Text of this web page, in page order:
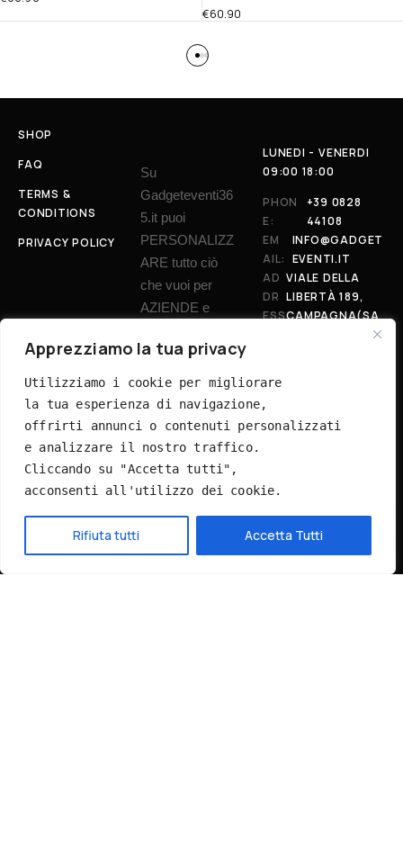
Apprezziamo la tua privacy
Utilizziamo i cookie per migliorare
la tua esperienza di navigazione,
offrirti annunci o contenuti personalizzati
e analizzare il nostro traffico.
Cliccando su "Accetta tutti",
acconsenti all'utilizzo dei cookie.
Rifiuta tutti Accetta Tutti
€60.90
SHOP
FAQ
TERMS &
CONDITIONS
PRIVACY POLICY
Su
Gadgeteventi36
5.it puoi
PERSONALIZZ
ARE tutto ciò
che vuoi per
AZIENDE e
Creative Web
Viale della Libertà, 189
84022 Campagna (SA) – Italia
P.IVA: 05287270655
Contatti
+39 0828 44108
info@gadgeteventi.it
LUNEDI - VENERDI
09:00 18:00
PHON
E:
+39 0828
44108
EM
AIL:
INFO@GADGET
EVENTI.IT
AD
DR
ESS
VIALE DELLA
LIBERTÀ 189,
CAMPAGNA(SA
Hai bisogno di aiuto?